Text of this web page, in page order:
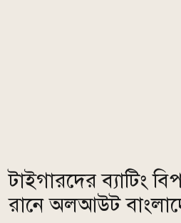
টাইগারদের ব্যাটিং
রানে অলআউট